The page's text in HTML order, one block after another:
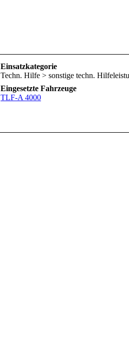
Einsatzkategorie
Techn. Hilfe > sonstige techn.
Eingesetzte Fahrzeuge
TLF-A 4000